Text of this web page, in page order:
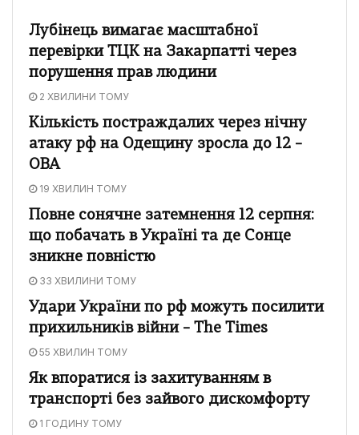
Лубінець вимагає масштабної
перевірки ТЦК на Закарпатті через
порушення прав людини
2 ХВИЛИНИ ТОМУ
Кількість постраждалих через нічну
атаку рф на Одещину зросла до 12 –
ОВА
19 ХВИЛИН ТОМУ
Повне сонячне затемнення 12 серпня:
що побачать в Україні та де Сонце
зникне повністю
33 ХВИЛИНИ ТОМУ
Удари України по рф можуть посилити
прихильників війни – The Times
55 ХВИЛИН ТОМУ
Як впоратися із захитуванням в
транспорті без зайвого дискомфорту
1 ГОДИНУ ТОМУ